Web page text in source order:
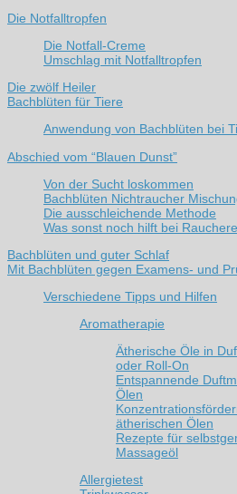
Die Notfalltropfen
Die Notfall-Creme
Umschlag mit Notfalltropfen
Die zwölf Heiler
Bachblüten für Tiere
Anwendung von Bachblüten bei
Abschied vom “Blauen Dunst”
Von der Sucht loskommen
Bachblüten Nichtraucher
Die ausschleichende Methode
Was sonst noch hilft bei
Bachblüten und guter Schlaf
Mit Bachblüten gegen Examens- und
Verschiedene Tipps und Hilfen
Aromatherapie
Ätherische Öle in
oder Roll-On
Entspannende
Ölen
ätherischen Ölen
Rezepte für
Massageöl
Allergietest